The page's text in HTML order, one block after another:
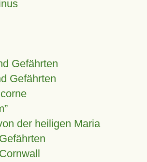
Gefährten
Gefährten
der heiligen Maria